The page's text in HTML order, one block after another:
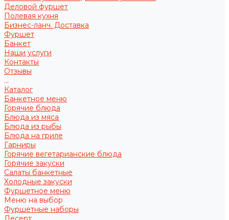
Деловой фуршет
Полевая кухня
Бизнес-ланч. Доставка
Фуршет
Банкет
Наши услуги
Контакты
Отзывы
...
Каталог
Банкетное меню
Горячие блюда
Блюда из мяса
Блюда из рыбы
Блюда на гриле
Гарниры
Горячие вегетарианские блюда
Горячие закуски
Салаты банкетные
Холодные закуски
Фуршетное меню
Меню на выбор
Фуршетные наборы